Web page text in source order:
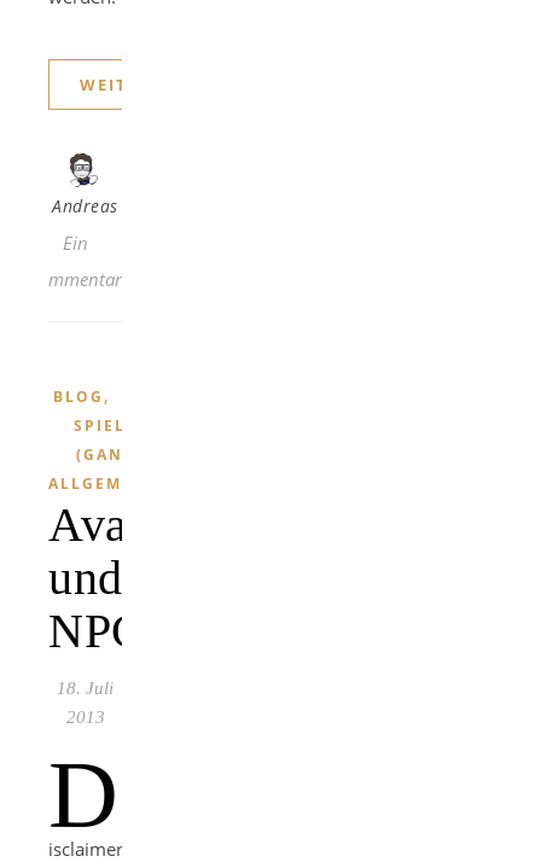
WEITERLESEN
Andreas
Ein
Kommentar
BLOG ,
SPIELE
(GANZ
ALLGEMEIN)
Avatare
und
NPCs
18. Juli
2013
D
isclaimer: Ein